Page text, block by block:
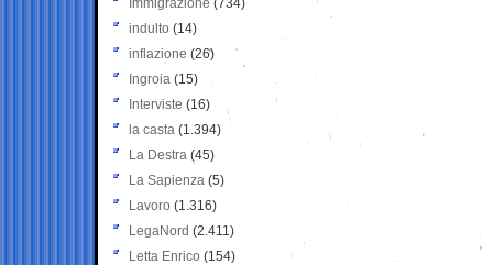
Immigrazione (734)
indulto (14)
inflazione (26)
Ingroia (15)
Interviste (16)
la casta (1.394)
La Destra (45)
La Sapienza (5)
Lavoro (1.316)
LegaNord (2.411)
Letta Enrico (154)